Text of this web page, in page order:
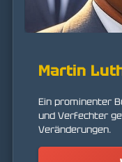
Martin
Ein prominenter
und Verfechter
Veränderungen.